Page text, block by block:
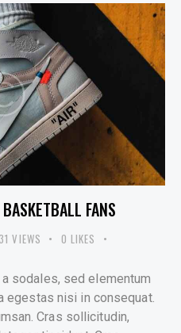
FANS
VIEWS 0 LIKES
sodales, sed elementum
egestas nisi in consequat.
Cras sollicitudin,